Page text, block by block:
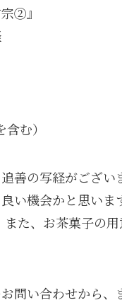
②』
む）
善の写経がござ
い機会かと思いま
た、お茶菓子の
問い合わせから